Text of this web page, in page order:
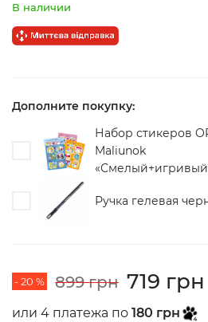
В наличии
Дополните покупку:
Набор стикеров
Maliunok
Ручка гелевая
- 20 % 899 грн 719 грн
или 4 платежа по 180 грн